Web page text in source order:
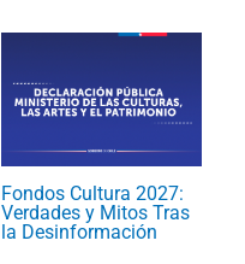
Fondos Cultura 2027:
Verdades y Mitos Tras
la Desinformación